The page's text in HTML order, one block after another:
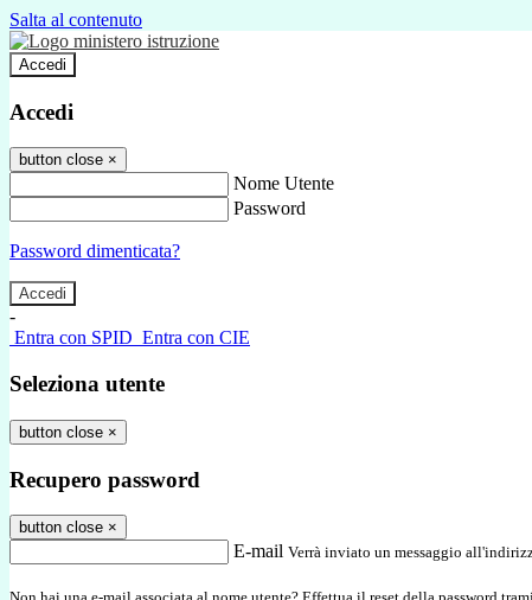
Salta al contenuto
Accedi
Accedi
button close ×
Nome Utente
Password
Password dimenticata?
-
Entra con SPID Entra con CIE
Seleziona utente
button close ×
Recupero password
button close ×
E-mail Verrà inviato un messaggio